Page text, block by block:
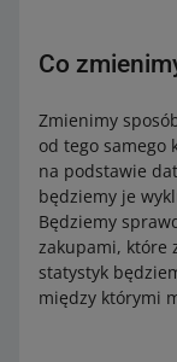
Co
Zmienimy
od tego samego
na podstawie
będziemy je
Będziemy
zakupami, które
statystyk
między którymi